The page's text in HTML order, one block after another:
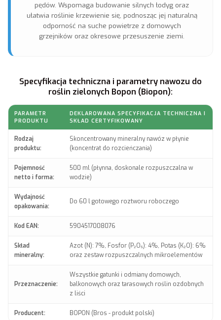
pędów. Wspomaga budowanie silnych łodyg oraz
ułatwia roślinie krzewienie się, podnosząc jej naturalną
odporność na suche powietrze z domowych
grzejników oraz okresowe przesuszenie ziemi.
Specyfikacja techniczna i parametry nawozu do
roślin zielonych Bopon (Biopon):
PARAMETR
PRODUKTU
DEKLAROWANA SPECYFIKACJA TECHNICZNA I
SKŁAD CERTYFIKOWANY
Rodzaj
produktu:
Skoncentrowany mineralny nawóz w płynie
(koncentrat do rozcieńczania)
Pojemność
netto i forma:
500 ml (płynna, doskonale rozpuszczalna w
wodzie)
Wydajność
opakowania:
Do 60 l gotowego roztworu roboczego
Kod EAN: 5904517008076
Skład
mineralny:
Azot (N): 7%, Fosfor (P₂O₅): 4%, Potas (K₂O): 6%
oraz zestaw rozpuszczalnych mikroelementów
Przeznaczenie:
Wszystkie gatunki i odmiany domowych,
balkonowych oraz tarasowych roślin ozdobnych
z liści
Producent: BOPON (Bros - produkt polski)